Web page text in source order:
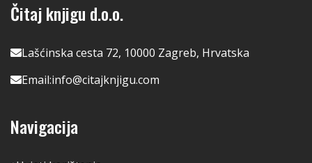
Čitaj knjigu d.o.o.
Lašćinska cesta 72, 10000 Zagreb, Hrvatska
Email:info@citajknjigu.com
Navigacija